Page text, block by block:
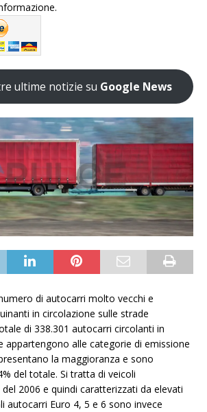
ultime notizie su Google News
di autocarri molto vecchi e
in circolazione sulle strade
di 338.301 autocarri circolanti in
appartengono alle categorie di emissione
la maggioranza e sono
del totale. Si tratta di veicoli
2006 e quindi caratterizzati da elevati
autocarri Euro 4, 5 e 6 sono invece